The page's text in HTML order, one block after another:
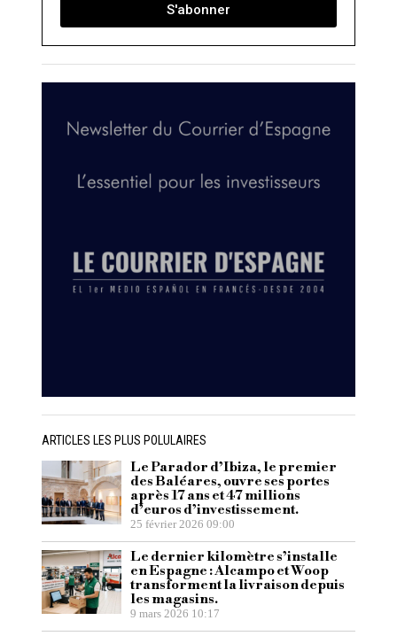
S'abonner
ARTICLES LES PLUS POLULAIRES
Le Parador d’Ibiza, le premier
des Baléares, ouvre ses portes
après 17 ans et 47 millions
d’euros d’investissement.
25 février 2026 09:00
Le dernier kilomètre s’installe
en Espagne : Alcampo et Woop
transforment la livraison depuis
les magasins.
9 mars 2026 10:17